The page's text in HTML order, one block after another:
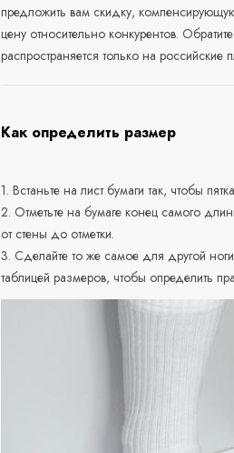
предложить вам скидку,
цену относительно конкурентов.
распространяется только на российские
Как определить размер
1. Встаньте на лист бумаги так, чтобы
2. Отметьте на бумаге конец самого
от стены до отметки.
3. Сделайте то же самое для другой
таблицей размеров, чтобы определить